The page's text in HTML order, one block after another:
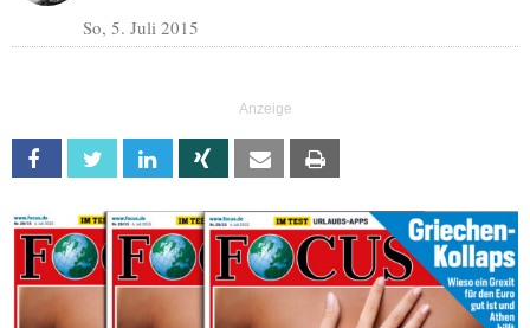
So, 5. Juli 2015
Facebook Twitter Linkedin Xing Email